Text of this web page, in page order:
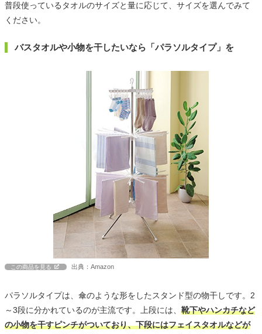
普段使っているタオルのサイズと量に応じて、サイズを選んでみて
ください。
バスタオルや小物を干したいなら「パラソルタイプ」を
この商品を見る 出典：Amazon
パラソルタイプは、傘のような形をしたスタンド型の物干しです。2
～3段に分かれているのが主流です。上段には、 靴下やハンカチなど
の小物を干すピンチがついており、下段にはフェイスタオルなどが